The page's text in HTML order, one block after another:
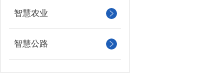
智慧农业
智慧公路